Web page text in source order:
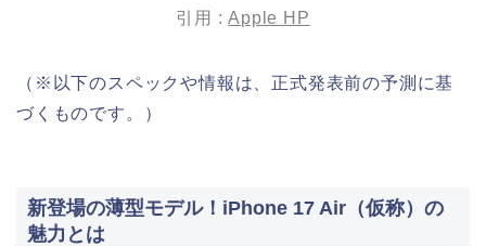
引用 :Apple HP
（※以下のスペックや情報は、正式発表前の予測に基
づくものです。）
新登場の薄型モデル！iPhone 17 Air（仮称）の
魅力とは